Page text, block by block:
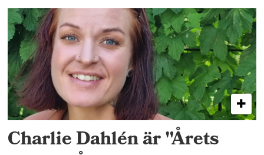
Charlie Dahlén är "Årets